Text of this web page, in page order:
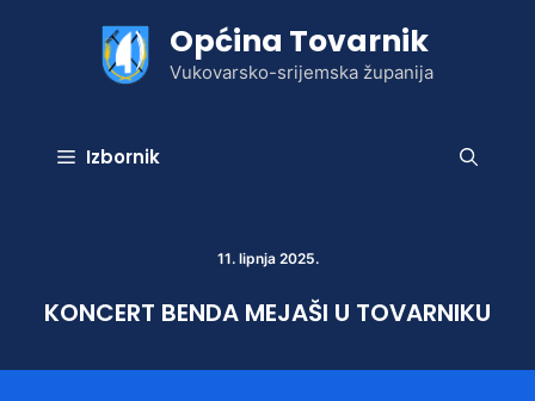
Općina Tovarnik
Vukovarsko-srijemska županija
Izbornik
11. lipnja 2025.
KONCERT BENDA MEJAŠI U TOVARNIKU